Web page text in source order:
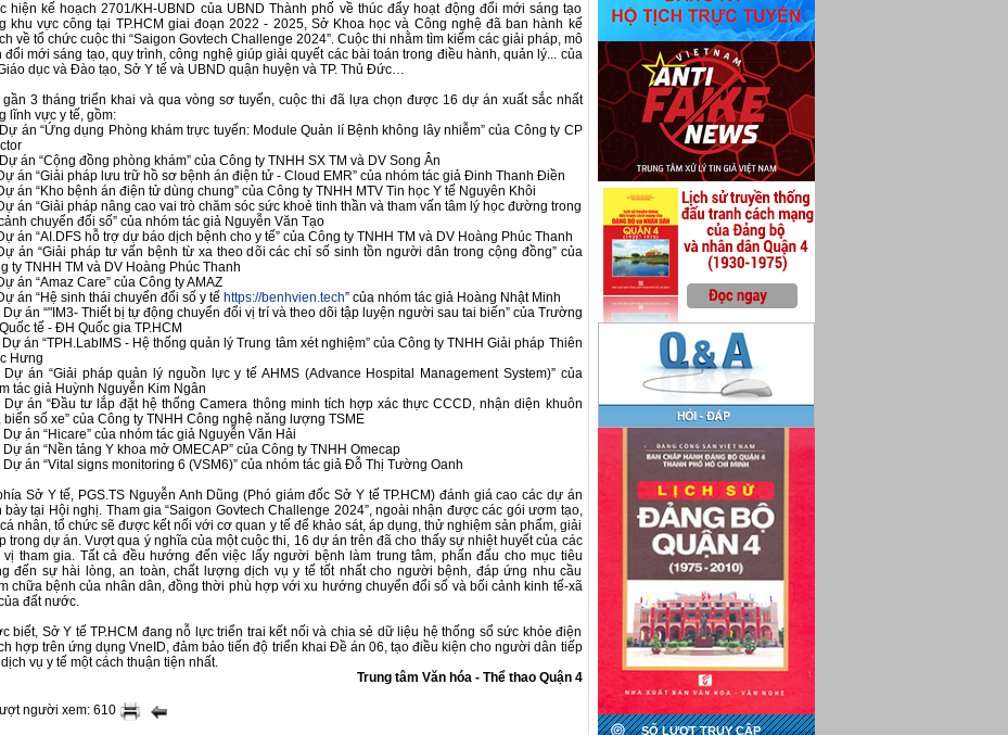
hiện kế hoạch 2701/KH-UBND của UBND Thành phố về thúc đẩy hoạt động đổi mới sáng tạo
khu vực công tại TP.HCM giai đoạn 2022 - 2025, Sở Khoa học và Công nghệ đã ban hành kế
về tổ chức cuộc thi “Saigon Govtech Challenge 2024”. Cuộc thi nhằm tìm kiếm các giải pháp, mô
đổi mới sáng tạo, quy trình, công nghệ giúp giải quyết các bài toán trong điều hành, quản lý... của
dục và Đào tạo, Sở Y tế và UBND quận huyện và TP. Thủ Đức…
gần 3 tháng triển khai và qua vòng sơ tuyển, cuộc thi đã lựa chọn được 16 dự án xuất sắc nhất
lĩnh vực y tế, gồm:
án “Ứng dụng Phòng khám trực tuyến: Module Quản lí Bệnh không lây nhiễm” của Công ty CP
án “Cộng đồng phòng khám” của Công ty TNHH SX TM và DV Song Ân
án “Giải pháp lưu trữ hồ sơ bệnh án điện tử - Cloud EMR” của nhóm tác giả Đinh Thanh Điền
án “Kho bệnh án điện tử dùng chung” của Công ty TNHH MTV Tin học Y tế Nguyên Khôi
án “Giải pháp nâng cao vai trò chăm sóc sức khoẻ tinh thần và tham vấn tâm lý học đường trong
chuyển đổi số” của nhóm tác giả Nguyễn Văn Tạo
án “AI.DFS hỗ trợ dự báo dịch bệnh cho y tế” của Công ty TNHH TM và DV Hoàng Phúc Thanh
án “Giải pháp tư vấn bệnh từ xa theo dõi các chỉ số sinh tồn người dân trong cộng đồng” của
ty TNHH TM và DV Hoàng Phúc Thanh
án “Amaz Care” của Công ty AMAZ
án “Hệ sinh thái chuyển đổi số y tế https://benhvien.tech” của nhóm tác giả Hoàng Nhật Minh
Dự án “"IM3- Thiết bị tự động chuyển đổi vị trí và theo dõi tập luyện người sau tai biến” của Trường
tế - ĐH Quốc gia TP.HCM
Dự án “TPH.LabIMS - Hệ thống quản lý Trung tâm xét nghiệm” của Công ty TNHH Giải pháp Thiên
Hưng
Dự án “Giải pháp quản lý nguồn lực y tế AHMS (Advance Hospital Management System)” của
tác giả Huỳnh Nguyễn Kim Ngân
Dự án “Đầu tư lắp đặt hệ thống Camera thông minh tích hợp xác thực CCCD, nhận diện khuôn
biển số xe” của Công ty TNHH Công nghệ năng lượng TSME
Dự án “Hicare” của nhóm tác giả Nguyễn Văn Hải
Dự án “Nền tảng Y khoa mở OMECAP” của Công ty TNHH Omecap
Dự án “Vital signs monitoring 6 (VSM6)” của nhóm tác giả Đỗ Thị Tường Oanh
Sở Y tế, PGS.TS Nguyễn Anh Dũng (Phó giám đốc Sở Y tế TP.HCM) đánh giá cao các dự án
bày tại Hội nghị. Tham gia “Saigon Govtech Challenge 2024”, ngoài nhận được các gói ươm tạo,
nhân, tổ chức sẽ được kết nối với cơ quan y tế để khảo sát, áp dụng, thử nghiệm sản phẩm, giải
trong dự án. Vượt qua ý nghĩa của một cuộc thi, 16 dự án trên đã cho thấy sự nhiệt huyết của các
vị tham gia. Tất cả đều hướng đến việc lấy người bệnh làm trung tâm, phấn đấu cho mục tiêu
đến sự hài lòng, an toàn, chất lượng dịch vụ y tế tốt nhất cho người bệnh, đáp ứng nhu cầu
chữa bệnh của nhân dân, đồng thời phù hợp với xu hướng chuyển đổi số và bối cảnh kinh tế-xã
đất nước.
biết, Sở Y tế TP.HCM đang nỗ lực triển trai kết nối và chia sẻ dữ liệu hệ thống sổ sức khỏe điện
hợp trên ứng dụng VneID, đảm bảo tiến độ triển khai Đề án 06, tạo điều kiện cho người dân tiếp
vụ y tế một cách thuận tiện nhất.
Trung tâm Văn hóa - Thể thao Quận 4
người xem: 610
SỐ LƯỢT TRUY CẬP